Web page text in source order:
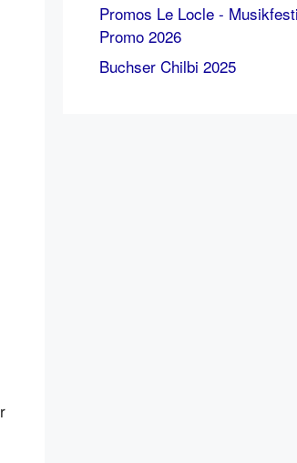
Promos Le Locle -
Promo 2026
Buchser Chilbi 2025